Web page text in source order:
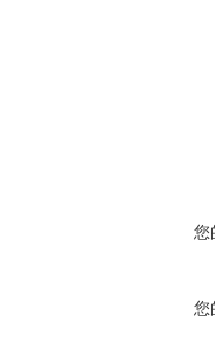
您
您